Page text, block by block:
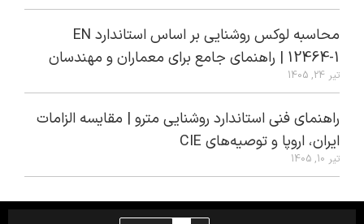
محاسبه لوکس روشنایی بر اساس استاندارد EN
12464-1 | راهنمای جامع برای معماران و مهندسان
تیر 24, 1405
راهنمای فنی استاندارد روشنایی مترو | مقایسه الزامات
ایران، اروپا و توصیه‌های CIE
تیر 10, 1405